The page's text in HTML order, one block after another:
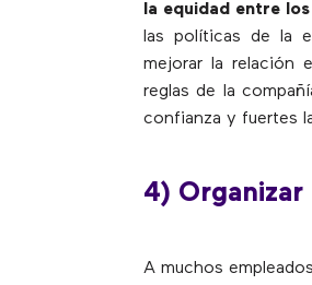
la equidad entre
las políticas de la
mejorar la relación
reglas de la
confianza y fuertes
4) Organizar
A muchos